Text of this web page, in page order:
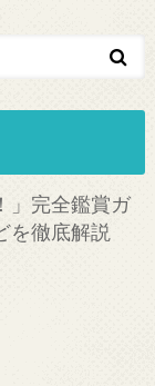
」完全鑑賞ガ
を徹底解説